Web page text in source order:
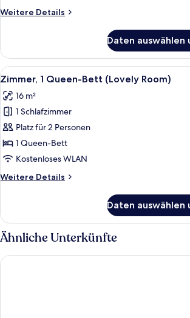
Room)
Weitere Details
Weitere
1
Queen-
Bett
Room)
Daten auswählen
Alle
Fotos
für
Zimmer,
1
Queen-
Bett
Room)
Ein
11
Zimmer, 1 Queen-Bett (Lovely Room)
16 m²
1 Schlafzimmer
Platz für 2 Personen
1 Queen-Bett
Kostenloses WLAN
Weitere Details
Weitere
1
Queen-
Bett
(Lovely
Room)
Daten auswählen
Ähnliche Unterkünfte
Hotel Europa